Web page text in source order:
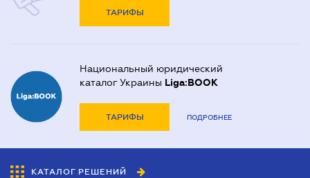
ТАРИФЫ
Национальный юридический
каталог Украины Liga:BOOK
ТАРИФЫ ПОДРОБНЕЕ
КАТАЛОГ РЕШЕНИЙ